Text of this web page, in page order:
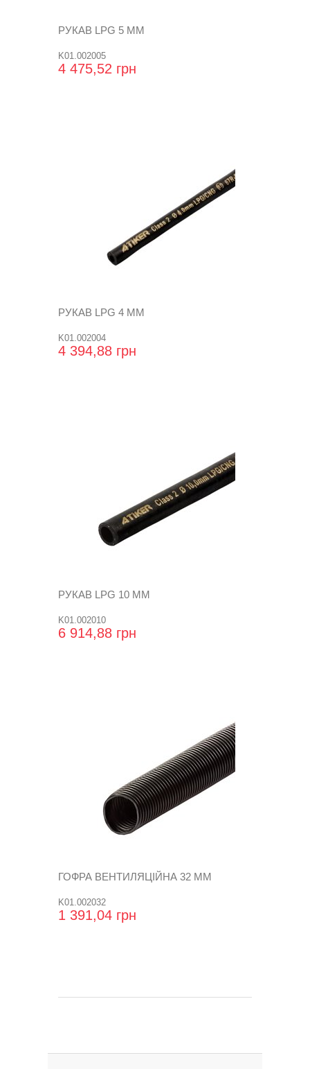
РУКАВ LPG 5 ММ
K01.002005
4 475,52 грн
РУКАВ LPG 4 ММ
K01.002004
4 394,88 грн
РУКАВ LPG 10 ММ
K01.002010
6 914,88 грн
ГОФРА ВЕНТИЛЯЦІЙНА 32 ММ
K01.002032
1 391,04 грн